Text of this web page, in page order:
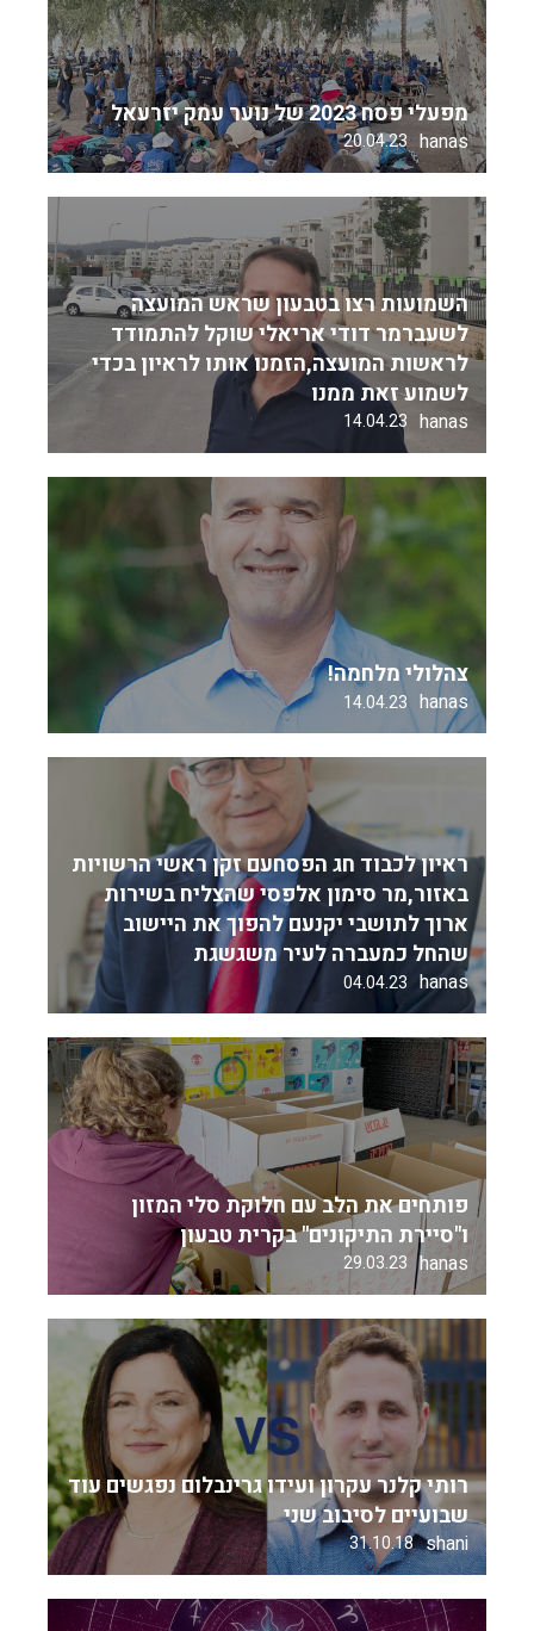
מפעלי פסח 2023 של נוער עמק יזרעאל
hanas
20.04.23
השמועות רצו בטבעון שראש המועצה
לשעברמר דודי אריאלי שוקל להתמודד
לראשות המועצה,הזמנו אותו לראיון בכדי
לשמוע זאת ממנו
hanas
14.04.23
צהלולי מלחמה!
hanas
14.04.23
ראיון לכבוד חג הפסחעם זקן ראשי הרשויות
באזור,מר סימון אלפסי שהצליח בשירות
ארוך לתושבי יקנעם להפוך את היישוב
שהחל כמעברה לעיר משגשגת
hanas
04.04.23
פותחים את הלב עם חלוקת סלי המזון
ו"סיירת התיקונים" בקרית טבעון
hanas
29.03.23
רותי קלנר עקרון ועידו גרינבלום נפגשים עוד
שבועיים לסיבוב שני
shani
31.10.18